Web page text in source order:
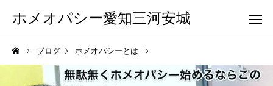
ホメオパシー愛知三河安城
ブログ ホメオパシーとは